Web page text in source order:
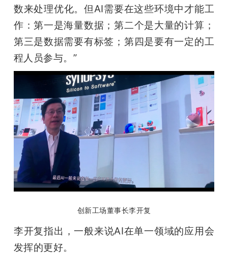
数来处理优化。但AI需要在这些环境中才能工
作：第一是海量数据；第二个是大量的计算；
第三是数据需要有标签；第四是要有一定的工
程人员参与。”
创新工场董事长李开复
李开复指出，一般来说AI在单一领域的应用会
发挥的更好。